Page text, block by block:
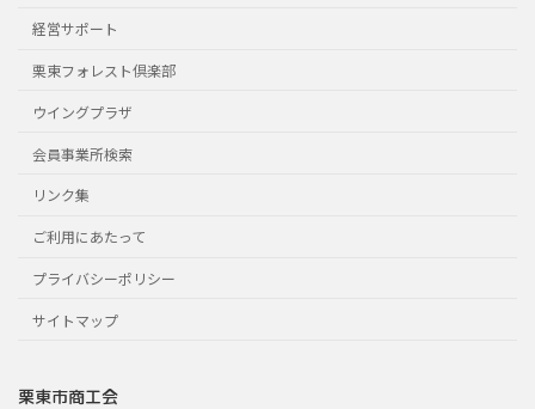
経営サポート
栗東フォレスト倶楽部
ウイングプラザ
会員事業所検索
リンク集
ご利用にあたって
プライバシーポリシー
サイトマップ
栗東市商工会